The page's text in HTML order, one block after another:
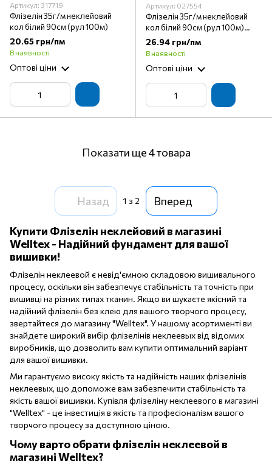
Артикул: 317719
Флізелін 35г/м неклейовий
кол білий 90см (рул 100м)
20.65 грн/пм
В наявності
Оптові ціни
Артикул: 027554
Флізелін 35г/м неклейовий
кол білий 90см (рул 100м)
Danelli F4GX35
26.94 грн/пм
В наявності
Оптові ціни
Показати ще 4 товара
Назад 1 з 2 Вперед
Купити Флізелін неклейовий в магазині
Welltex - Надійний фундамент для вашої
вишивки!
Флізелін неклеевой є невід'ємною складовою вишивального
процесу, оскільки він забезпечує стабільність та точність при
вишивці на різних типах тканин. Якщо ви шукаєте якісний та
надійний флізелін без клею для вашого творчого процесу,
звертайтеся до магазину "Welltex". У нашому асортименті ви
знайдете широкий вибір флізелінів неклеевых від відомих
виробників, що дозволить вам купити оптимальний варіант
для вашої вишивки.
Ми гарантуємо високу якість та надійність наших флізелінів
неклеевых, що допоможе вам забезпечити стабільність та
якість вашої вишивки. Купівля флізеліну неклеевого в магазині
"Welltex" - це інвестиція в якість та професіоналізм вашого
творчого процесу за доступною ціною.
Чому варто обрати флізелін неклеевой в
магазині Welltex?